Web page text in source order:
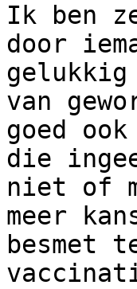
Ik ben
door
van
goed
die
niet of
meer
besmet